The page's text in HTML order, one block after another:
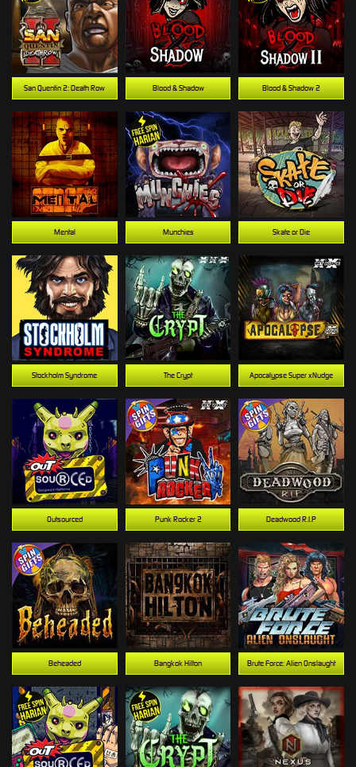
San Quentin 2: Death Row Blood & Shadow Blood & Shadow 2
Mental Munchies Skate or Die
Stockholm Syndrome The Crypt Apocalypse Super xNudge
Outsourced Punk Rocker 2 Deadwood R.I.P
Beheaded Bangkok Hilton Brute Force: Alien Onslaught